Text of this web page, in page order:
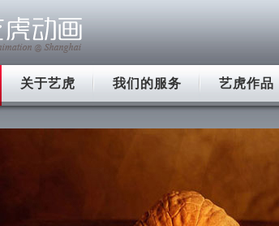
关于艺虎 我们的服务 艺虎作品